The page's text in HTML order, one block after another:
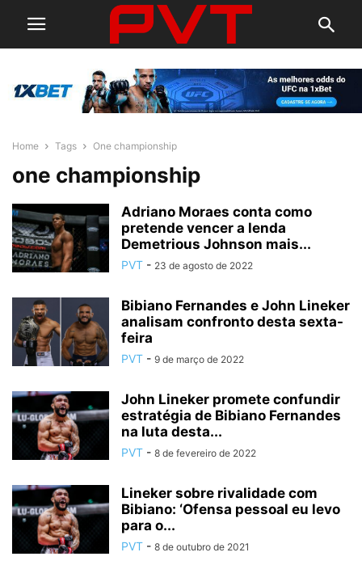
Home Tags One championship
one championship
Adriano Moraes conta como
pretende vencer a lenda
Demetrious Johnson mais...
PVT - 23 de agosto de 2022
Bibiano Fernandes e John Lineker
analisam confronto desta sexta-
feira
PVT - 9 de março de 2022
John Lineker promete confundir
estratégia de Bibiano Fernandes
na luta desta...
PVT - 8 de fevereiro de 2022
Lineker sobre rivalidade com
Bibiano: ‘Ofensa pessoal eu levo
para o...
PVT - 8 de outubro de 2021